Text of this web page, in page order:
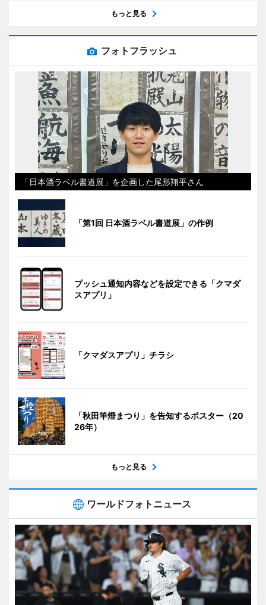
もっと見る
フォトフラッシュ
「日本酒ラベル書道展」を企画した尾形翔平さん
「第1回 日本酒ラベル書道展」の作例
プッシュ通知内容などを設定できる「クマダ
スアプリ」
「クマダスアプリ」チラシ
「秋田竿燈まつり」を告知するポスター（20
26年）
もっと見る
ワールドフォトニュース